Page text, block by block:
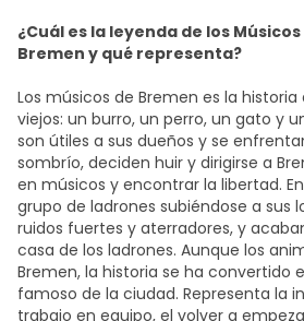
¿Cuál es la leyenda de los
Bremen y qué representa?
Los músicos de Bremen es la
viejos: un burro, un perro, un gato y
son útiles a sus dueños y se
sombrío, deciden huir y dirigirse a
en músicos y encontrar la libertad.
grupo de ladrones subiéndose a sus
ruidos fuertes y aterradores, y
casa de los ladrones. Aunque los
Bremen, la historia se ha convertido
famoso de la ciudad. Representa la
trabajo en equipo, el volver a